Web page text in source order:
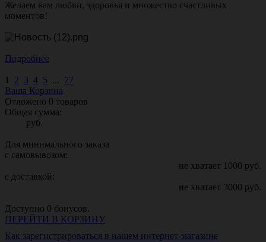
Желаем вам любви, здоровья и множество счастливых
моментов!
Подробнее
1 2 3 4 5 ... 77
Ваша Корзина
Отложено 0 товаров
Общая сумма:
руб.
Для минимального заказа
с самовывозом:
не хватает 1000 руб.
с доставкой:
не хватает 3000 руб.
Доступно 0 бонусов.
ПЕРЕЙТИ В КОРЗИНУ
Как зарегистрироваться в нашем интернет-магазине